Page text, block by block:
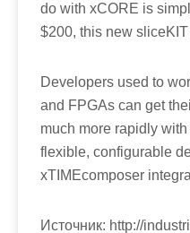
do with xCORE is
$200, this new
Developers used to
and FPGAs can get
much more rapidly
flexible, configurable
xTIMEcomposer
Источник: http://